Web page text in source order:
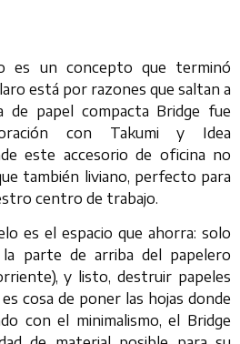
es un concepto que terminó
está por razones que saltan a
de papel compacta Bridge fue
con Takumi y Idea
este accesorio de oficina no
también liviano, perfecto para
centro de trabajo.
es el espacio que ahorra: solo
parte de arriba del papelero
y listo, destruir papeles
cosa de poner las hojas donde
con el minimalismo, el Bridge